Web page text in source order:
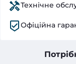
Технічне
Офіційна